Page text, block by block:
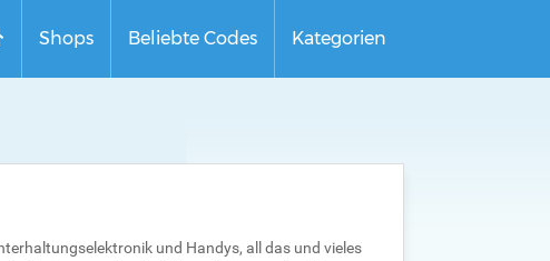
Shops Beliebte Codes Kategorien
und Handys, all das und vieles